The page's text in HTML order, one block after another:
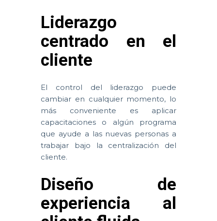
Liderazgo
centrado en el
cliente
El control del liderazgo puede
cambiar en cualquier momento, lo
más conveniente es aplicar
capacitaciones o algún programa
que ayude a las nuevas personas a
trabajar bajo la centralización del
cliente.
Diseño de
experiencia al